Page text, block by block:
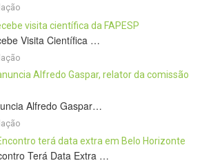
Visita Científica …
Alfredo Gaspar…
Terá Data Extra …